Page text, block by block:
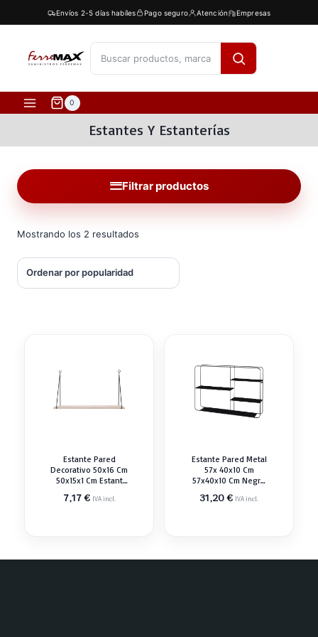
al
contenido
Envíos 2-5 días habíles Pago seguro Atención Empresas
0
Estantes Y Estanterías
Filtrar productos
Mostrando los 2 resultados
Estante Pared
Decorativo 50x16 Cm
50x15x1 Cm Estant
7,17€ IVA incl.
Estante Pared Metal
57x 40x10 Cm
57x40x10 Cm Negro
31,20€ IVA incl.